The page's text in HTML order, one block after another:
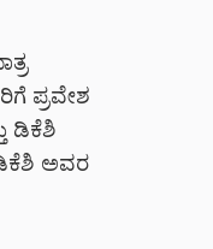
ಪ್ರವೇಶ
ಡಿಕೆಶಿ
ಅವರ